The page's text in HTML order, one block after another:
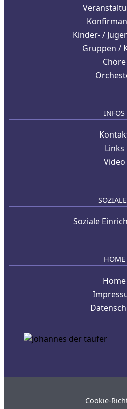
Kinder- /
Gruppen /
Chöre
INFOS
Links
Video
Soziale
HOME
Home
Cookie-